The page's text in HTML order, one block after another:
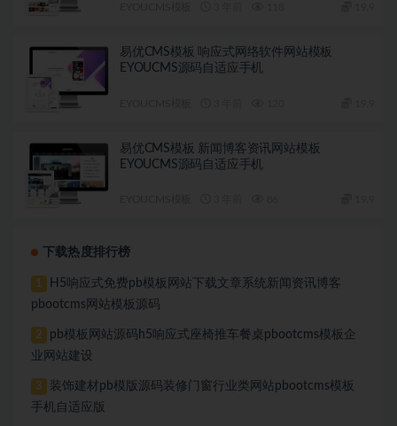
易优CMS模板 响应式网络软件网站模板
EYOUCMS源码自适应手机
易优CMS模板 新闻博客资讯网站模板
EYOUCMS源码自适应手机
下载热度排行榜
1
H5响应式免费pb模板网站下载文章系统新闻资讯博客
pbootcms网站模板源码
2
pb模板网站源码h5响应式座椅推车餐桌pbootcms模板企
业网站建设
3
装饰建材pb模版源码装修门窗行业类网站pbootcms模板
手机自适应版